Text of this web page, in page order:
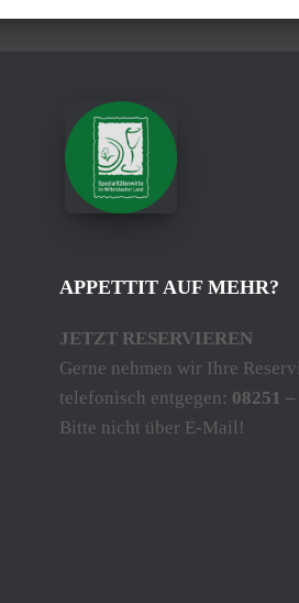
APPETTIT AUF MEHR?
JETZT RESERVIEREN
Gerne nehmen wir Ihre
telefonisch entgegen: 08251
Bitte nicht über E-Mail!